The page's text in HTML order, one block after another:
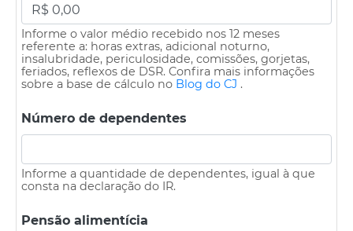
Informe o valor médio recebido nos 12 meses
referente a: horas extras, adicional noturno,
insalubridade, periculosidade, comissões, gorjetas,
feriados, reflexos de DSR. Confira mais informações
sobre a base de cálculo no Blog do CJ .
Número de dependentes
Informe a quantidade de dependentes, igual à que
consta na declaração do IR.
Pensão alimentícia